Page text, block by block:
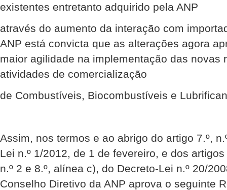
existentes entretanto adquirido pela ANP
através do aumento da interação com
ANP está convicta que as alterações agora
maior agilidade na implementação das novas
atividades de comercialização
de Combustíveis, Biocombustíveis e
Assim, nos termos e ao abrigo do artigo 7.º,
Lei n.º 1/2012, de 1 de fevereiro, e dos artigos
n.º 2 e 8.º, alínea c), do Decreto-Lei n.º 20/
Conselho Diretivo da ANP aprova o seguinte